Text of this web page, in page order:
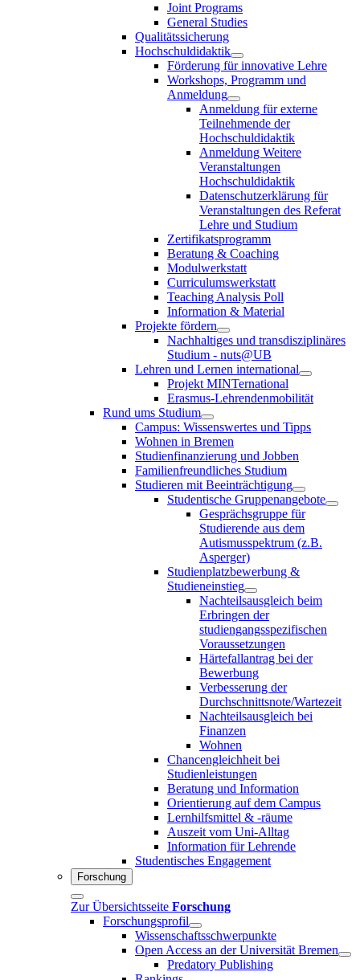
Joint Programs
General Studies
Qualitätssicherung
Hochschuldidaktik
Förderung für innovative Lehre
Workshops, Programm und
Anmeldung
Anmeldung für externe
Teilnehmende der
Hochschuldidaktik
Anmeldung Weitere
Veranstaltungen
Hochschuldidaktik
Datenschutzerklärung für
Veranstaltungen des Referat
Lehre und Studium
Zertifikatsprogramm
Beratung & Coaching
Modulwerkstatt
Curriculumswerkstatt
Teaching Analysis Poll
Information & Material
Projekte fördern
Nachhaltiges und transdisziplinäres
Studium - nuts@UB
Lehren und Lernen international
Projekt MINTernational
Erasmus-Lehrendenmobilität
Rund ums Studium
Campus: Wissenswertes und Tipps
Wohnen in Bremen
Studienfinanzierung und Jobben
Familienfreundliches Studium
Studieren mit Beeinträchtigung
Studentische Gruppenangebote
Gesprächsgruppe für
Studierende aus dem
Autismusspektrum (z.B.
Asperger)
Studienplatzbewerbung &
Studieneinstieg
Nachteilsausgleich beim
Erbringen der
studiengangsspezifischen
Voraussetzungen
Härtefallantrag bei der
Bewerbung
Verbesserung der
Durchschnittsnote/Wartezeit
Nachteilsausgleich bei
Finanzen
Wohnen
Chancengleichheit bei
Studienleistungen
Beratung und Information
Orientierung auf dem Campus
Lernhilfsmittel & -räume
Auszeit vom Uni-Alltag
Information für Lehrende
Studentisches Engagement
Forschung
Zur Übersichtsseite Forschung
Forschungsprofil
Wissenschaftsschwerpunkte
Open Access an der Universität Bremen
Predatory Publishing